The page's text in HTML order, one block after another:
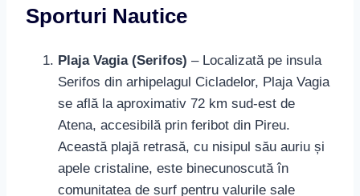
Sporturi Nautice
Plaja Vagia (Serifos) – Localizată pe insula
Serifos din arhipelagul Cicladelor, Plaja Vagia
se află la aproximativ 72 km sud-est de
Atena, accesibilă prin feribot din Pireu.
Această plajă retrasă, cu nisipul său auriu și
apele cristaline, este binecunoscută în
comunitatea de surf pentru valurile sale